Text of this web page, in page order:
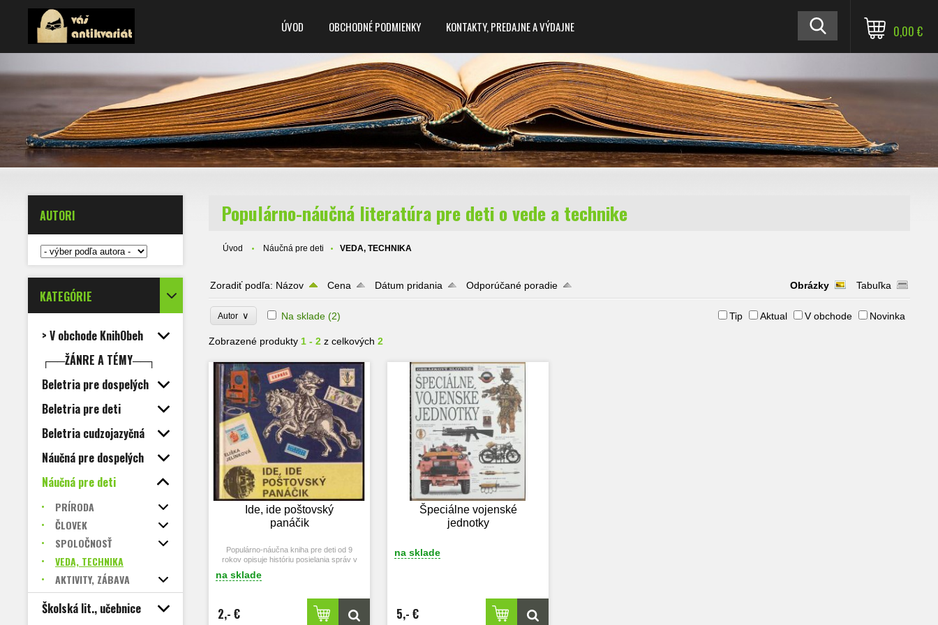
ÚVOD OBCHODNÉ PODMIENKY KONTAKTY, PREDAJNE A VÝDAJNE 0,00 €
AUTORI
KATEGÓRIE
> V obchode KnihObeh
┌──ŽÁNRE A TÉMY──┐
Beletria pre dospelých
Beletria pre deti
Beletria cudzojazyčná
Náučná pre dospelých
Náučná pre deti
PRÍRODA
ČLOVEK
SPOLOČNOSŤ
VEDA, TECHNIKA
AKTIVITY, ZÁBAVA
Školská lit., učebnice
Populárno-náučná literatúra pre deti o vede a technike
Úvod Náučná pre deti VEDA, TECHNIKA
Zoradiť podľa: Názov Cena Dátum pridania Odporúčané poradie Obrázky Tabuľka
Autor ∨ Na sklade (2) Tip Aktual V obchode Novinka
Zobrazené produkty 1 - 2 z celkových2
Ide, ide poštovský
panáčik
Populárno-náučna kniha pre deti od 9
rokov opisuje históriu posielania správ v
na sklade
2,- €
Špeciálne vojenské
jednotky
na sklade
5,- €